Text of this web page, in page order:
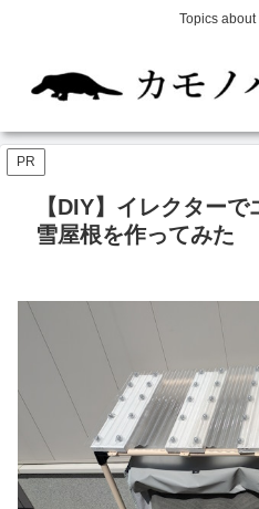
Topics
PR
【DIY】イレクター
雪屋根を作ってみた